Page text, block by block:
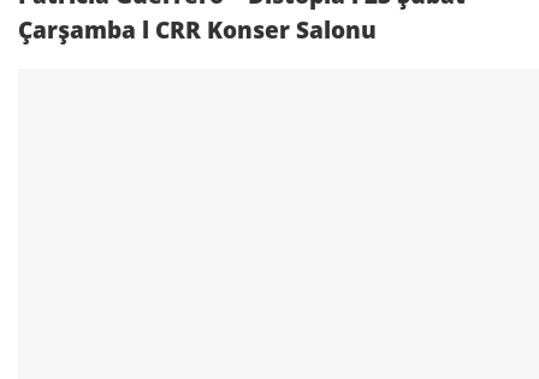
Çarşamba l CRR Konser Salonu